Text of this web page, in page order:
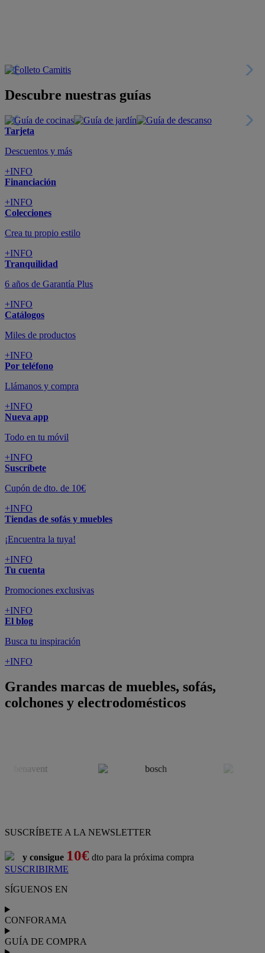
Descubre nuestras guías
Tarjeta
Descuentos y más
+INFO
Financiación
+INFO
Colecciones
Crea tu propio estilo
+INFO
Tranquilidad
6 años de Garantía Plus
+INFO
Catálogos
Miles de productos
+INFO
Por teléfono
Llámanos y compra
+INFO
Nueva app
Todo en tu móvil
+INFO
Suscríbete
Cupón de dto. de 10€
+INFO
Tiendas de sofás y muebles
¡Encuentra la tuya!
+INFO
Tu cuenta
Promociones exclusivas
+INFO
El blog
Busca tu inspiración
+INFO
Grandes marcas de muebles, sofás,
colchones y electrodomésticos
SUSCRÍBETE A LA NEWSLETTER
y consigue 10€ dto para la próxima compra
SUSCRIBIRME
SÍGUENOS EN
CONFORAMA
GUÍA DE COMPRA